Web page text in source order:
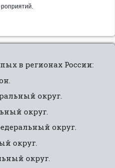
в регионах России:
округ.
округ.
округ.
округ.
округ.